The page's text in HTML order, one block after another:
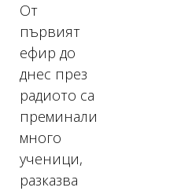
От
първият
ефир до
днес през
радиото са
преминали
много
ученици,
разказва